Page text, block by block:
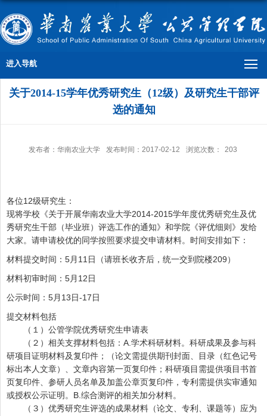
进入导航
关于2014-15学年优秀研究生（12级）及研究生干部评
选的通知
发布者：华南农业大学 发布时间：2017-02-12 浏览次数： 203
各位12级研究生：
现将学校《关于开展华南农业大学2014-2015学年度优秀研究生及优
秀研究生干部（毕业班）评选工作的通知》和学院《评优细则》发给
大家。请申请校优的同学按照要求提交申请材料。时间安排如下：
材料提交时间：5月11日（请班长收齐后，统一交到院楼209）
材料初审时间：5月12日
公示时间：5月13日-17日
提交材料包括
（１）公管学院优秀研究生申请表
（２）相关支撑材料包括：A.学术科研材料。科研成果及参与科
研项目证明材料及复印件；（论文需提供期刊封面、目录（红色记号
标出本人文章）、文章内容第一页复印件；科研项目需提供项目书首
页复印件、参研人员名单及加盖公章页复印件，专利需提供实审通知
或授权公示证明。B.综合测评的相关加分材料。
（３）优秀研究生评选的成果材料（论文、专利、课题等）应为